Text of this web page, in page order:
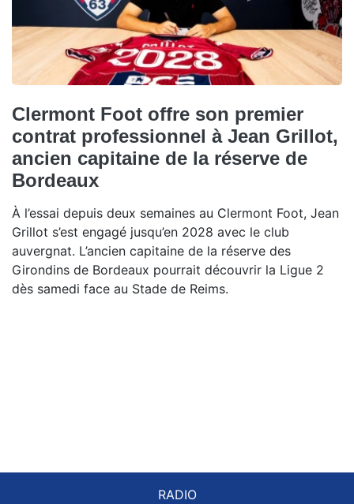
Clermont Foot offre son premier
contrat professionnel à Jean Grillot,
ancien capitaine de la réserve de
Bordeaux
À l’essai depuis deux semaines au Clermont Foot, Jean
Grillot s’est engagé jusqu’en 2028 avec le club
auvergnat. L’ancien capitaine de la réserve des
Girondins de Bordeaux pourrait découvrir la Ligue 2
dès samedi face au Stade de Reims.
RADIO